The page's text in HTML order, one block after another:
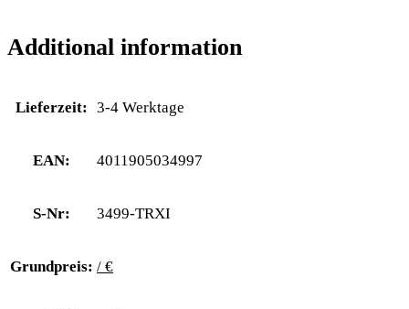
Additional information
Lieferzeit: 3-4 Werktage
EAN: 4011905034997
S-Nr: 3499-TRXI
Grundpreis: / €